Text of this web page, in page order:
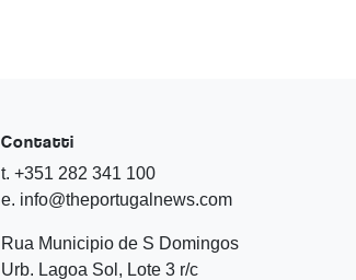
Contatti
t. +351 282 341 100
e. info@theportugalnews.com
Rua Municipio de S Domingos
Urb. Lagoa Sol, Lote 3 r/c